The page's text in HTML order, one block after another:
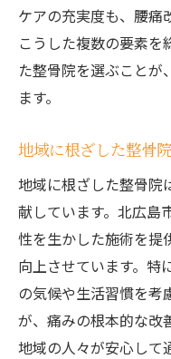
腰痛治療を
み
地域密着型
腰痛のない
健康的な日
美沢整骨院
日常生活の
腰痛改善へ
化
痛みからの
ケアの充実度も、腰痛
こうした複数の要素を
た整骨院を選ぶことが
ます。
地域に根ざした整骨
地域に根ざした整骨院
献しています。北広島
性を生かした施術を提
向上させています。特
の気候や生活習慣を考
が、痛みの根本的な改
地域の人々が安心して